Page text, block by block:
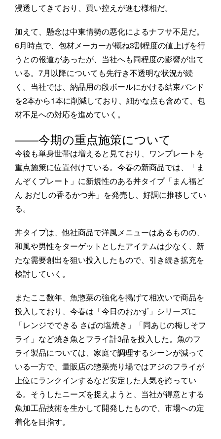
浸透してきており、買い控えが進む様相だ。
加えて、懸念は中東情勢の悪化によるナフサ不足だ。
6月時点で、包材メーカーが概ね3割程度の値上げを行
うとの報道があったが、当社へも同程度の影響が出て
いる。7月以降についても先行き不透明な状況が続
く。当社では、納品用の段ボールにかける結束バンド
を2本から1本に削減しており、細かな点も含めて、包
材不足への対応を進めていく。
――今期の重点施策について
今後も単身世帯は増えると見ており、ワンプレートを
重点施策に位置付けている。今春の新商品では、「ま
んぞくプレート」に新規性のある丼タイプ「まん福ど
ん おだしの香るかつ丼」を発売し、好調に推移してい
る。
丼タイプは、他社商品で洋風メニューはあるものの、
和風や男性をターゲットとしたアイテムは少なく、新
たな需要創出を狙い投入したもので、引き続き拡充を
検討していく。
またここ数年、魚惣菜の強化を掲げて相次いで商品を
投入しており、今春は「今日のおかず」シリーズに
「レンジでできる さばの塩焼き」「同あじの梅しそフ
ライ」など焼き魚とフライ計3品を投入した。魚のフ
ライ製品については、家庭で調理するシーンが減って
いる一方で、量販店の惣菜売り場ではアジのフライが
上位にランクインするなど安定した人気を誇ってい
る。そうしたニーズを捉えようと、当社が得意とする
魚加工品技術を生かして開発したもので、市場への定
着化を目指す。